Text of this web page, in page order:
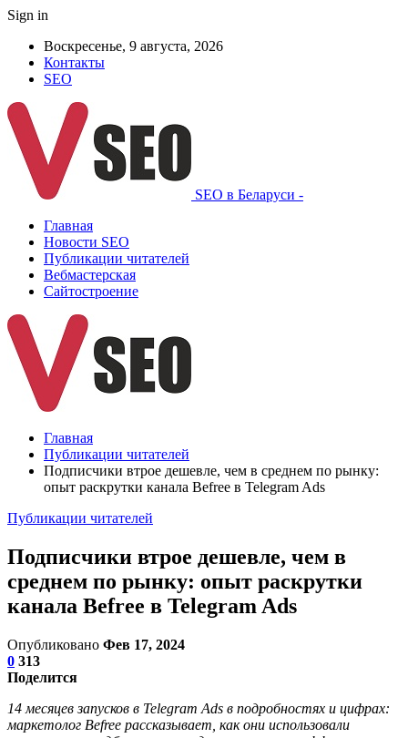
Sign in
Воскресенье, 9 августа, 2026
Контакты
SEO
SEO в Беларуси -
Главная
Новости SEO
Публикации читателей
Вебмастерская
Сайтостроение
Главная
Публикации читателей
Подписчики втрое дешевле, чем в среднем по рынку:
опыт раскрутки канала Befree в Telegram Ads
Публикации читателей
Подписчики втрое дешевле, чем в
среднем по рынку: опыт раскрутки
канала Befree в Telegram Ads
Опубликовано Фев 17, 2024
0 313
Поделится
14 месяцев запусков в Telegram Ads в подробностях и цифрах:
маркетолог Befree рассказывает, как они использовали